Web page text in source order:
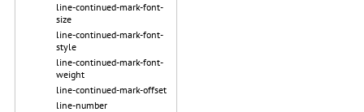
line-continued-mark-font-
size
line-continued-mark-font-
style
line-continued-mark-font-
weight
line-continued-mark-offset
line-number